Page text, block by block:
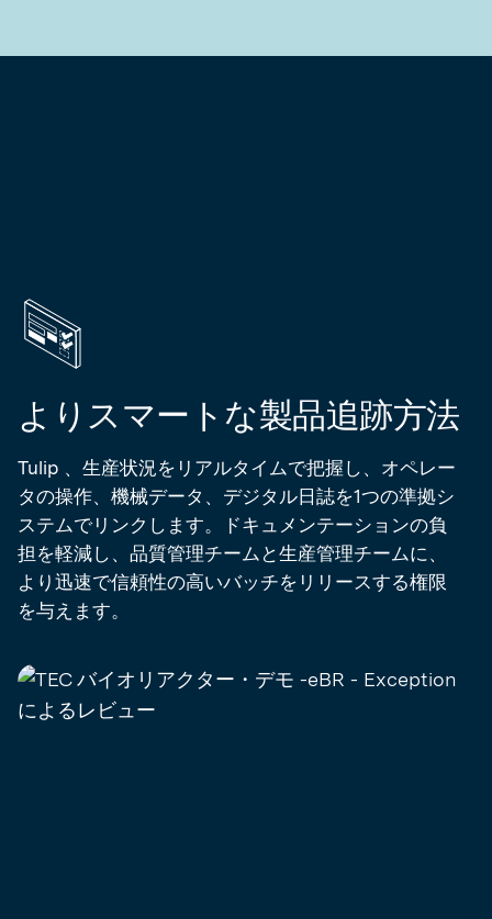
よりスマートな製品追跡方法
Tulip 、生産状況をリアルタイムで把握し、オペレー
タの操作、機械データ、デジタル日誌を1つの準拠シ
ステムでリンクします。ドキュメンテーションの負
担を軽減し、品質管理チームと生産管理チームに、
より迅速で信頼性の高いバッチをリリースする権限
を与えます。